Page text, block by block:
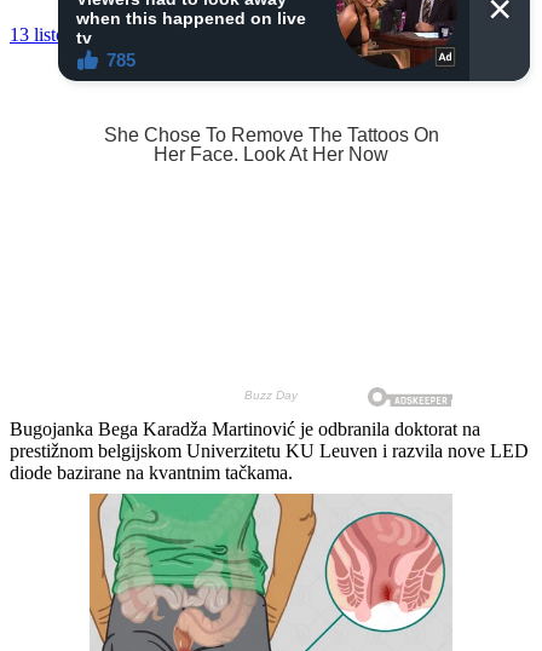
13 listopada, 2024 haberhana 0
Bugojanka Bega Karadža Martinović je odbranila doktorat na
prestižnom belgijskom Univerzitetu KU Leuven i razvila nove LED
diode bazirane na kvantnim tačkama.